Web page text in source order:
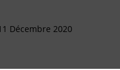
Décembre 2020